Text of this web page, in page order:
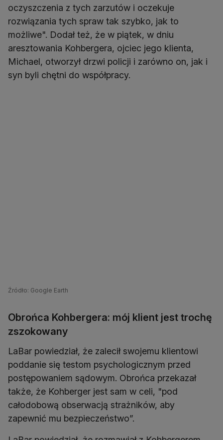
oczyszczenia z tych zarzutów i oczekuje
rozwiązania tych spraw tak szybko, jak to
możliwe". Dodał też, że w piątek, w dniu
aresztowania Kohbergera, ojciec jego klienta,
Michael, otworzył drzwi policji i zarówno on, jak i
syn byli chętni do współpracy.
Źródło: Google Earth
Obrońca Kohbergera: mój klient jest trochę
zszokowany
LaBar powiedział, że zalecił swojemu klientowi
poddanie się testom psychologicznym przed
postępowaniem sądowym. Obrońca przekazał
także, że Kohberger jest sam w celi, "pod
całodobową obserwacją strażników, aby
zapewnić mu bezpieczeństwo”.